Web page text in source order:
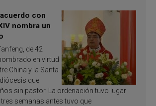
con
nombra un
de 42
en virtud
China y la Santa
que
sin pastor. La ordenación tuvo lugar
tres semanas antes tuvo que